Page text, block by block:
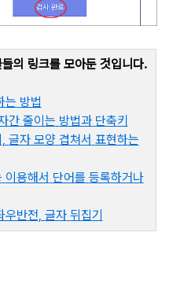
의 링크를 모아둔 것입니다.
는 방법
간 줄이는 방법과 단축키
글자 모양 겹쳐서 표현하는
이용해서 단어를 등록하거나
우반전, 글자 뒤집기